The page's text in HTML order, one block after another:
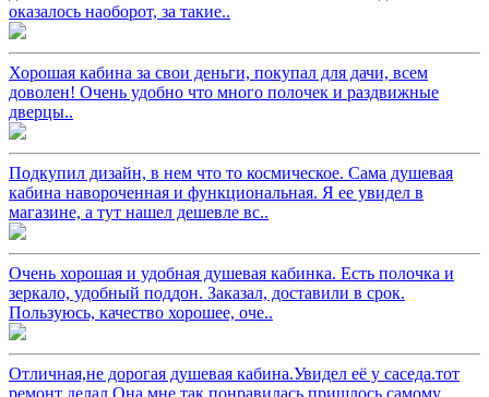
оказалось наоборот, за такие..
Хорошая кабина за свои деньги, покупал для дачи, всем
доволен! Очень удобно что много полочек и раздвижные
дверцы..
Подкупил дизайн, в нем что то космическое. Сама душевая
кабина навороченная и функциональная. Я ее увидел в
магазине, а тут нашел дешевле вс..
Очень хорошая и удобная душевая кабинка. Есть полочка и
зеркало, удобный поддон. Заказал, доставили в срок.
Пользуюсь, качество хорошее, оче..
Отличная,не дорогая душевая кабина.Увидел её у саседа.тот
ремонт делал.Она мне так понравилась,пришлось самому